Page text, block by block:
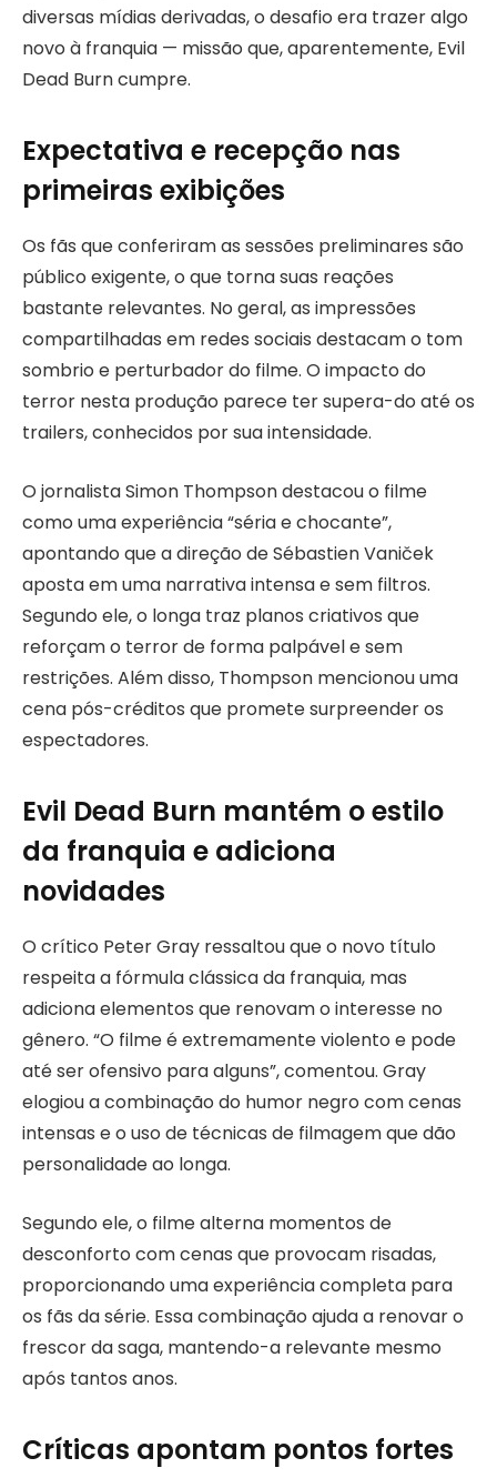
diversas mídias derivadas, o desafio era trazer algo
novo à franquia — missão que, aparentemente, Evil
Dead Burn cumpre.
Expectativa e recepção nas
primeiras exibições
Os fãs que conferiram as sessões preliminares são
público exigente, o que torna suas reações
bastante relevantes. No geral, as impressões
compartilhadas em redes sociais destacam o tom
sombrio e perturbador do filme. O impacto do
terror nesta produção parece ter supera-do até os
trailers, conhecidos por sua intensidade.
O jornalista Simon Thompson destacou o filme
como uma experiência “séria e chocante”,
apontando que a direção de Sébastien Vaniček
aposta em uma narrativa intensa e sem filtros.
Segundo ele, o longa traz planos criativos que
reforçam o terror de forma palpável e sem
restrições. Além disso, Thompson mencionou uma
cena pós-créditos que promete surpreender os
espectadores.
Evil Dead Burn mantém o estilo
da franquia e adiciona
novidades
O crítico Peter Gray ressaltou que o novo título
respeita a fórmula clássica da franquia, mas
adiciona elementos que renovam o interesse no
gênero. “O filme é extremamente violento e pode
até ser ofensivo para alguns”, comentou. Gray
elogiou a combinação do humor negro com cenas
intensas e o uso de técnicas de filmagem que dão
personalidade ao longa.
Segundo ele, o filme alterna momentos de
desconforto com cenas que provocam risadas,
proporcionando uma experiência completa para
os fãs da série. Essa combinação ajuda a renovar o
frescor da saga, mantendo-a relevante mesmo
após tantos anos.
Críticas apontam pontos fortes